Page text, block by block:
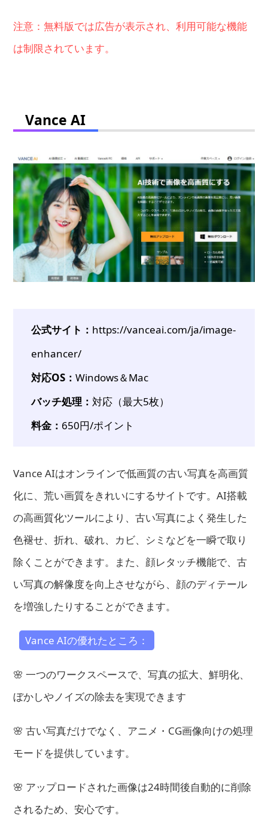
注意：無料版では広告が表示され、利用可能な機能
は制限されています。
Vance AI
公式サイト： https://vanceai.com/ja/image-
enhancer/
対応OS：Windows＆Mac
バッチ処理：対応（最大5枚）
料金： 650円/ポイント
Vance AIはオンラインで低画質の古い写真を高画質
化に、荒い画質をきれいにするサイトです。AI搭載
の高画質化ツールにより、古い写真によく発生した
色褪せ、折れ、破れ、カビ、シミなどを一瞬で取り
除くことができます。また、顔レタッチ機能で、古
い写真の解像度を向上させながら、顔のディテール
を増強したりすることができます。
Vance AIの優れたところ：
🌸 一つのワークスペースで、写真の拡大、鮮明化、
ぼかしやノイズの除去を実現できます
🌸 古い写真だけでなく、アニメ・CG画像向けの処理
モードを提供しています。
🌸 アップロードされた画像は24時間後自動的に削除
されるため、安心です。